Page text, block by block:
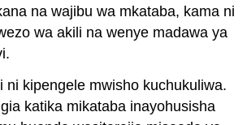
na wajibu wa mkataba, kama ni
wa akili na wenye madawa ya
ni kipengele mwisho kuchukuliwa.
katika mikataba inayohusisha